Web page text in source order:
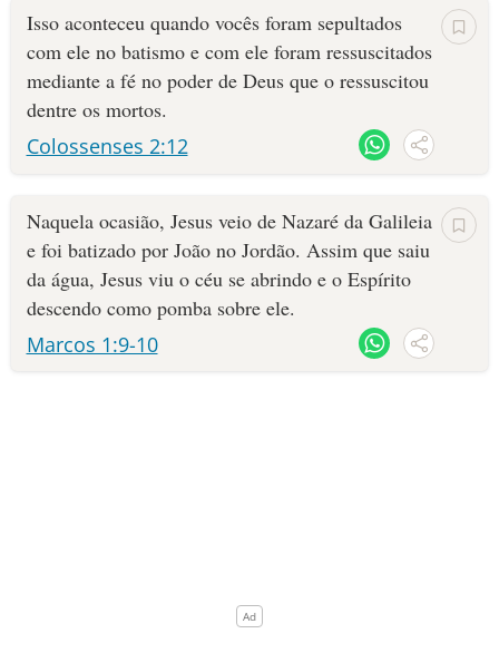
SALMO DO DIA
DEVOCIONAL DIÁRIO
ESBOÇOS DE PREGAÇÃO
TEMAS
PERGUNTE À BÍBLIA
completamente submersa nas águas.
O batismo nas águas é muito mais do que um simples ritual. É algo
que tem muito poder. Quando uma pessoa é batizada nas águas, ela
anuncia publicamente que o seu "velho eu" está sendo sepultado.
Mas depois ela sai da água, assim como Jesus se levantou da morte,
o que simboliza que quem crê recebe o poder de Deus para viver
Isso aconteceu quando vocês foram sepultados
com ele no batismo e com ele foram ressuscitados
mediante a fé no poder de Deus que o ressuscitou
dentre os mortos.
Colossenses 2:12
Naquela ocasião, Jesus veio de Nazaré da Galileia
e foi batizado por João no Jordão. Assim que saiu
da água, Jesus viu o céu se abrindo e o Espírito
descendo como pomba sobre ele.
Marcos 1:9-10